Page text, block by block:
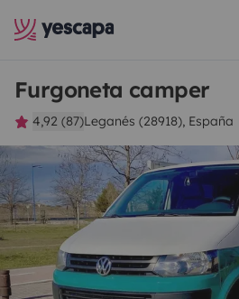
Furgoneta camper
4,92 (87)Leganés (28918), España